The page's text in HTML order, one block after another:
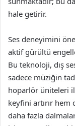
hale getirir.
Ses deneyimini
aktif gürültü
Bu teknoloji, dış
sadece müziğin
hoparlör üniteleri
keyfini artırır hem
daha fazla